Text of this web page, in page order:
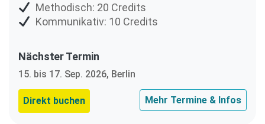
Methodisch: 20 Credits
Kommunikativ: 10 Credits
Nächster Termin
15. bis 17. Sep. 2026, Berlin
Direkt buchen Mehr Termine & Infos